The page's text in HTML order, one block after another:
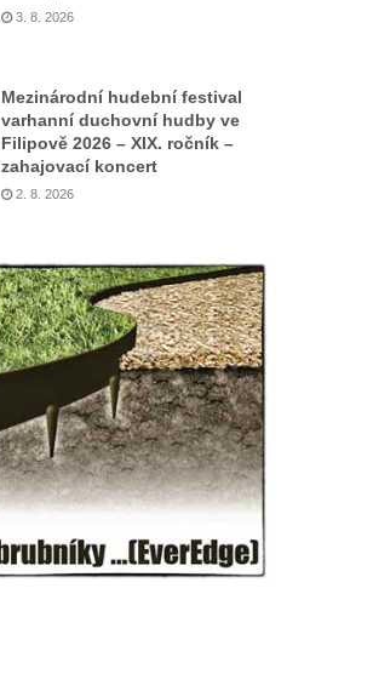
3. 8. 2026
Mezinárodní hudební festival
varhanní duchovní hudby ve
Filipově 2026 – XIX. ročník –
zahajovací koncert
2. 8. 2026